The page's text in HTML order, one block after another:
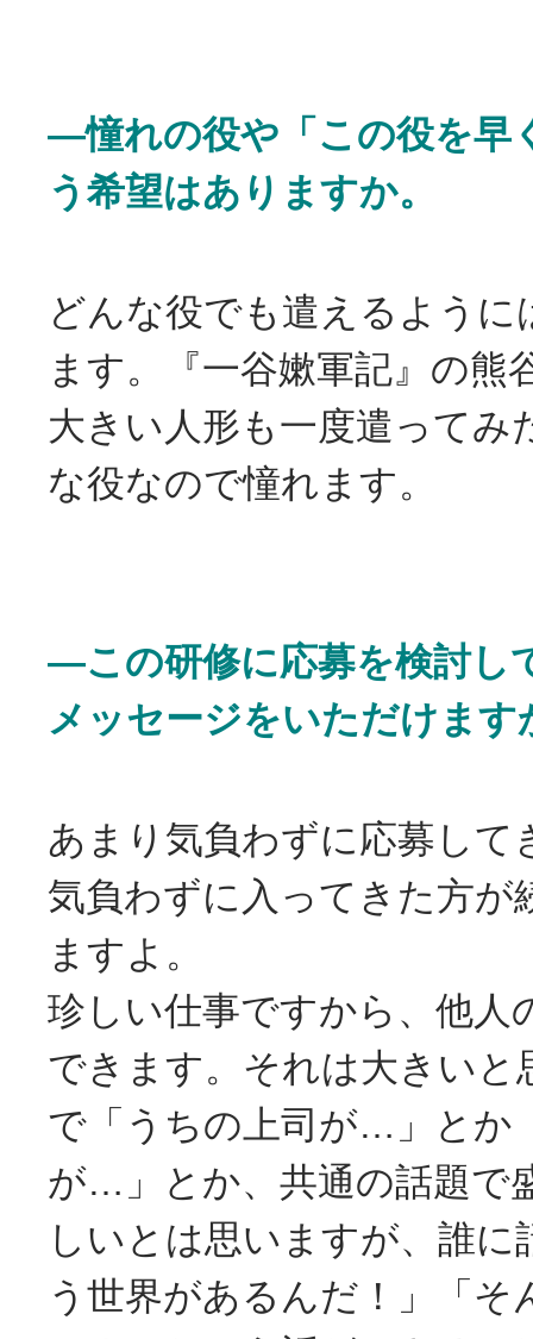
―憧れの役や「この役を早
う希望はありますか。
どんな役でも遣えるよう
ます。『一谷嫰軍記』の熊
大きい人形も一度遣ってみ
な役なので憧れます。
―この研修に応募を検討し
メッセージをいただけます
あまり気負わずに応募して
気負わずに入ってきた方が
ますよ。
珍しい仕事ですから、他人
できます。それは大きいと
で「うちの上司が…」とか
が…」とか、共通の話題で
しいとは思いますが、誰
う世界があるんだ！」「そ